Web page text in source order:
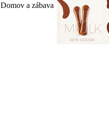
Domov a zábava